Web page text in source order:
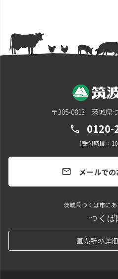
〒305-0813 茨城県
call 0120-
（受付時間：
mail メールで
茨城県つくば市に
つくば
直売所の詳